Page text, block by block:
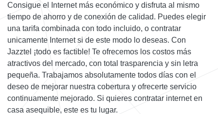
Consigue el Internet más económico y disfruta al mismo
tiempo de ahorro y de conexión de calidad. Puedes elegir
una tarifa combinada con todo incluido, o contratar
unicamente Internet si de este modo lo deseas. Con
Jazztel ¡todo es factible! Te ofrecemos los costos más
atractivos del mercado, con total trasparencia y sin letra
pequeña. Trabajamos absolutamente todos días con el
deseo de mejorar nuestra cobertura y ofrecerte servicio
continuamente mejorado. Si quieres contratar internet en
casa asequible, este es tu lugar.